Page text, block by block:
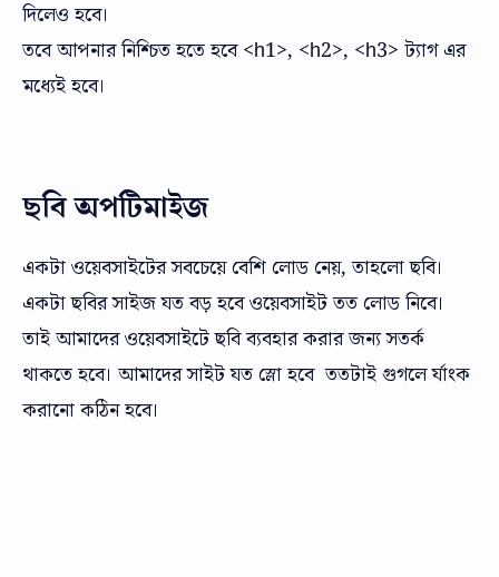
দিলেও হবে।
তবে আপনার নিশ্চিত হতে হবে <h1>, <h2>, <h3> ট্যাগ এর
মধ্যেই হবে।
ছবি অপটিমাইজ
একটা ওয়েবসাইটের সবচেয়ে বেশি লোড নেয়, তাহলো ছবি।
একটা ছবির সাইজ যত বড় হবে ওয়েবসাইট তত লোড নিবে।
তাই আমাদের ওয়েবসাইটে ছবি ব্যবহার করার জন্য সতর্ক
থাকতে হবে। আমাদের সাইট যত স্লো হবে ততটাই গুগলে র্যাংক
করানো কঠিন হবে।